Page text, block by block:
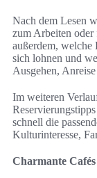
Nach dem Lesen
zum Arbeiten oder
außerdem, welche
sich lohnen und
Ausgehen,
Im weiteren
schnell die
Kulturinteresse,
Charmante